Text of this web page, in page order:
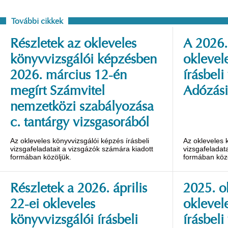
További cikkek
Részletek az okleveles
könyvvizsgálói képzésben
2026. március 12-én
megírt Számvitel
nemzetközi szabályozása
c. tantárgy vizsgasorából
Az okleveles könyvvizsgálói képzés írásbeli
vizsgafeladatait a vizsgázók számára kiadott
formában közöljük.
A
írásbeli
Az okleveles
formában
Részletek a 2026. április
22-ei okleveles
könyvvizsgálói írásbeli
2025.
írásbeli